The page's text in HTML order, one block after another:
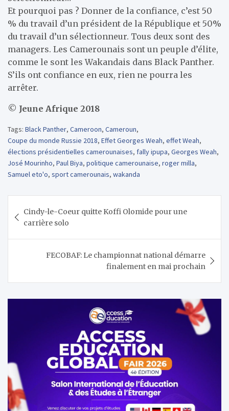
Et pourquoi pas ? Donner de la confiance, c’est 50
% du travail d’un président de la République et 50%
du travail d’un sélectionneur. Tous deux sont des
managers. Les Camerounais sont un peuple d’élite,
comme le sont les Wakandais dans Black Panther.
S’ils ont confiance en eux, rien ne pourra les
arrêter.
© Jeune Afrique 2018
Tags: Black Panther, Cameroon, Cameroun,
Coupe du monde Russie 2018, Effet Georges Weah, effet Weah,
élections présidentielles camerounaises, fally ipupa, Georges Weah,
José Mourinho, Paul Biya, politique camerounaise, roger milla,
Samuel eto'o, sport camerounais, wakanda
de
l’article
Cindy-le-Coeur quitte Koffi Olomide pour une
carrière solo
FECOBAF: Le championnat national démarre
finalement en mai prochain